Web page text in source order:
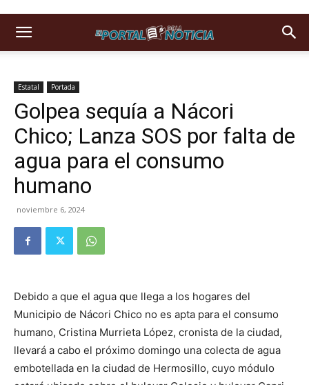
Estatal Portada
Golpea sequía a Nácori
Chico; Lanza SOS por falta de
agua para el consumo
humano
noviembre 6, 2024
Debido a que el agua que llega a los hogares del
Municipio de Nácori Chico no es apta para el consumo
humano, Cristina Murrieta López, cronista de la ciudad,
llevará a cabo el próximo domingo una colecta de agua
embotellada en la ciudad de Hermosillo, cuyo módulo